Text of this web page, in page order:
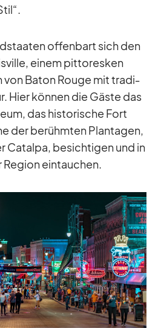
of­fen­bart sich den
ei­nem pit­to­res­ken
von Ba­ton Rouge mit tra­di­
Hier kön­nen die Gäste das
das his­to­ri­sche Fort
der be­rühm­ten Plan­ta­gen,
Ca­talpa, be­sich­ti­gen und in
ein­tau­chen.